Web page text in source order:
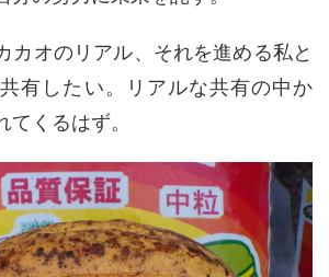
カオのリアル、それを進める私と
有したい。リアルな共有の中か
てくるはず。